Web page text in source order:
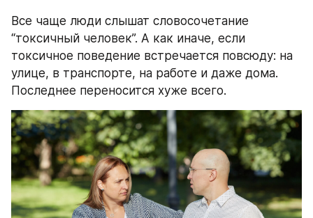
Все чаще люди слышат словосочетание
“токсичный человек”. А как иначе, если
токсичное поведение встречается повсюду: на
улице, в транспорте, на работе и даже дома.
Последнее переносится хуже всего.